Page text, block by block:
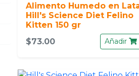
Alimento Humedo en
Hill's Science Diet Felino
Kitten 150 gr
$73.00
Añadir